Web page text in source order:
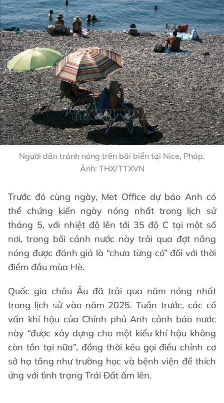
Người dân tránh nóng trên bãi biển tại Nice, Pháp.
Ảnh: THX/TTXVN
Trước đó cùng ngày, Met Office dự báo Anh có
thể chứng kiến ngày nóng nhất trong lịch sử
tháng 5, với nhiệt độ lên tới 35 độ C tại một số
nơi, trong bối cảnh nước này trải qua đợt nắng
nóng được đánh giá là “chưa từng có” đối với thời
điểm đầu mùa Hè.
Quốc gia châu Âu đã trải qua năm nóng nhất
trong lịch sử vào năm 2025. Tuần trước, các cố
vấn khí hậu của Chính phủ Anh cảnh báo nước
này “được xây dựng cho một kiểu khí hậu không
còn tồn tại nữa”, đồng thời kêu gọi điều chỉnh cơ
sở hạ tầng như trường học và bệnh viện để thích
ứng với tình trạng Trái Đất ấm lên.